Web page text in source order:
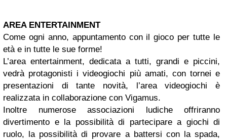
AREA ENTERTAINMENT
Come ogni anno, appuntamento con il gioco per tutte le
età e in tutte le sue forme!
L’area entertainment, dedicata a tutti, grandi e piccini,
vedrà protagonisti i videogiochi più amati, con tornei e
presentazioni di tante novità, l’area videogiochi è
realizzata in collaborazione con Vigamus.
Inoltre numerose associazioni ludiche offriranno
divertimento e la possibilità di partecipare a giochi di
ruolo, la possibilità di provare a battersi con la spada,